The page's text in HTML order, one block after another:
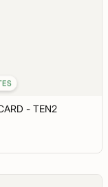
- TEN2